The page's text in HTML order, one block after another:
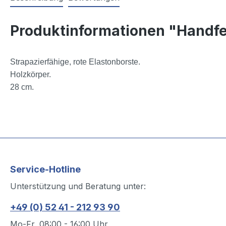
Produktinformationen
Strapazierfähige, rote Elastonborste.
Holzkörper.
28 cm.
Service-Hotline
Unterstützung und Beratung unter:
+49 (0) 52 41 - 212 93 90
Mo-Fr, 08:00 - 16:00 Uhr